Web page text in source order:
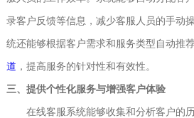
录客户反馈等信息，减少客服人员的手动
统还能够根据客户需求和服务类型自动推
道 ，提高服务的针对性和有效性。
三、提供个性化服务与增强客户体验
在线客服系统能够收集和分析客户的历